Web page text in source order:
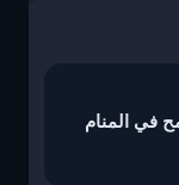
في المنام